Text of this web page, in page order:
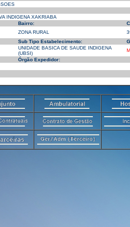
INDIGENA XAKRIABA
Bairro:
ZONA RURAL
Sub Tipo Estabelecimento:
UNIDADE BASICA DE SAUDE INDIGENA
(UBSI)
Órgão Expedidor: